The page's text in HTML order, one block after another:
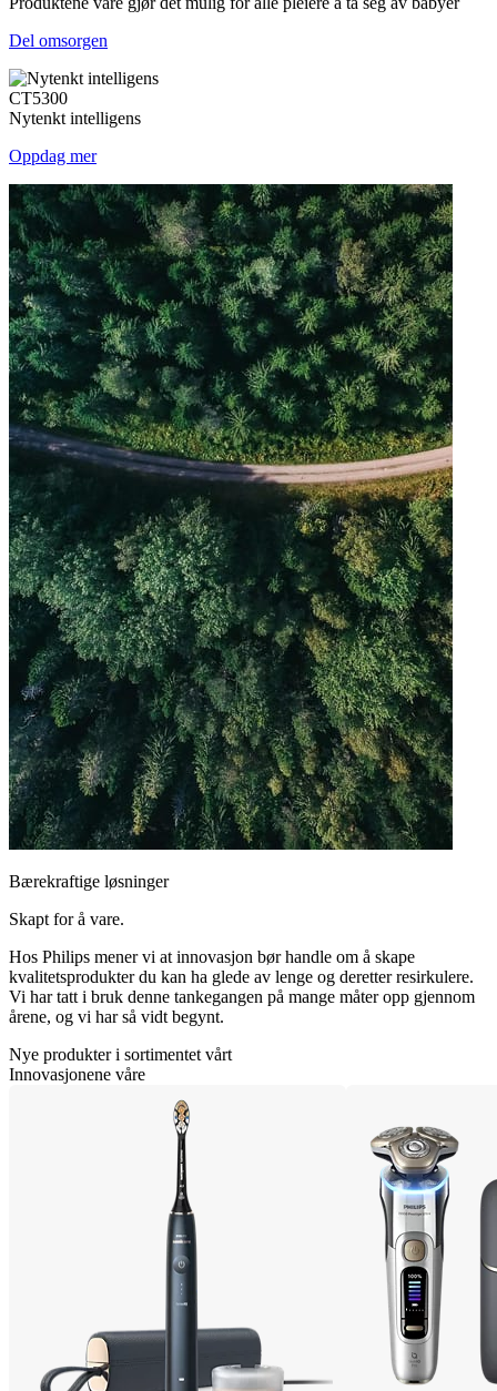
Del omsorgen
CT5300
Nytenkt intelligens
Oppdag mer
Bærekraftige løsninger
Skapt for å vare.
Hos Philips mener vi at innovasjon bør handle om å skape
kvalitetsprodukter du kan ha glede av lenge og deretter resirkulere.
Vi har tatt i bruk denne tankegangen på mange måter opp gjennom
årene, og vi har så vidt begynt.
Nye produkter i sortimentet vårt
Innovasjonene våre